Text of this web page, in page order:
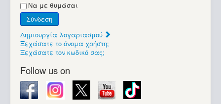
Να με θυμάσαι
Σύνδεση
Δημιουργία λογαριασμού
Ξεχάσατε το όνομα χρήστη;
Ξεχάσατε τον κωδικό σας;
Follow us on